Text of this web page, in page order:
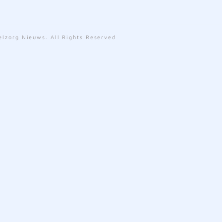
Nieuws. All Rights Reserved